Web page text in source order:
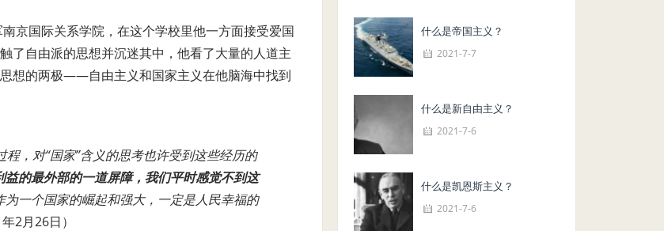
京国际关系学院，在这个学校里他一方面接受爱国
了自由派的思想并沉迷其中，他看了大量的人道主
想的两极——自由主义和国家主义在他脑海中找到
，对“国家”含义的思考也许受到这些经历的
的最外部的一道屏障，我们平时感觉不到这
为一个国家的崛起和强大，一定是人民幸福的
年2月26日）
什么是帝国主义？
2021-7-7
什么是新自由主义？
2021-7-6
什么是凯恩斯主义？
2021-7-6